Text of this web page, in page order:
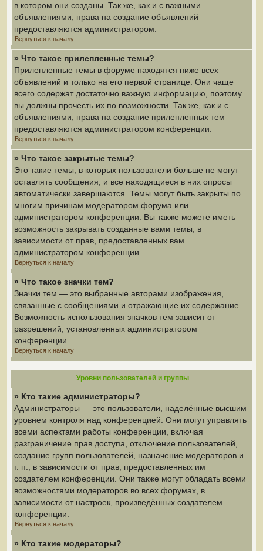
в котором они созданы. Так же, как и с важными
объявлениями, права на создание объявлений
предоставляются администратором.
Вернуться к началу
» Что такое прилепленные темы?
Прилепленные темы в форуме находятся ниже всех
объявлений и только на его первой странице. Они чаще
всего содержат достаточно важную информацию, поэтому
вы должны прочесть их по возможности. Так же, как и с
объявлениями, права на создание прилепленных тем
предоставляются администратором конференции.
Вернуться к началу
» Что такое закрытые темы?
Это такие темы, в которых пользователи больше не могут
оставлять сообщения, и все находящиеся в них опросы
автоматически завершаются. Темы могут быть закрыты по
многим причинам модератором форума или
администратором конференции. Вы также можете иметь
возможность закрывать созданные вами темы, в
зависимости от прав, предоставленных вам
администратором конференции.
Вернуться к началу
» Что такое значки тем?
Значки тем — это выбранные авторами изображения,
связанные с сообщениями и отражающие их содержание.
Возможность использования значков тем зависит от
разрешений, установленных администратором
конференции.
Вернуться к началу
Уровни пользователей и группы
» Кто такие администраторы?
Администраторы — это пользователи, наделённые высшим
уровнем контроля над конференцией. Они могут управлять
всеми аспектами работы конференции, включая
разграничение прав доступа, отключение пользователей,
создание групп пользователей, назначение модераторов и
т. п., в зависимости от прав, предоставленных им
создателем конференции. Они также могут обладать всеми
возможностями модераторов во всех форумах, в
зависимости от настроек, произведённых создателем
конференции.
Вернуться к началу
» Кто такие модераторы?